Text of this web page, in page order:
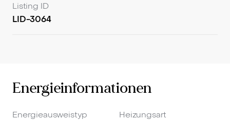
jetzt einen Besichtigungstermin. Wir freuen uns auf
Listing ID
LID-3064
Energieinformationen
Energieausweistyp
Heizungsart